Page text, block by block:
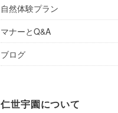
自然体験プラン
マナーとQ&A
ブログ
仁世宇園について